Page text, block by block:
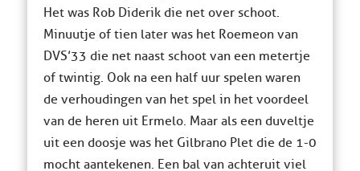
Het was Rob Diderik die net over schoot.
Minuutje of tien later was het Roemeon van
DVS’33 die net naast schoot van een metertje
of twintig. Ook na een half uur spelen waren
de verhoudingen van het spel in het voordeel
van de heren uit Ermelo. Maar als een duveltje
uit een doosje was het Gilbrano Plet die de 1-0
mocht aantekenen. Een bal van achteruit viel